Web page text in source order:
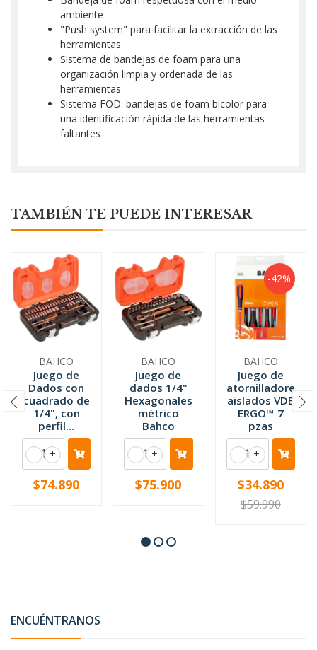
ambiente
"Push system" para facilitar la extracción de las
herramientas
Sistema de bandejas de foam para una
organización limpia y ordenada de las
herramientas
Sistema FOD: bandejas de foam bicolor para
una identificación rápida de las herramientas
faltantes
TAMBIÉN TE PUEDE INTERESAR
BAHCO
Juego de
Dados con
cuadrado de
1/4", con
perfil...
+
-
$74.890
BAHCO
Juego de
dados 1/4"
Hexagonales
métrico
Bahco
+
-
$75.900
-42%
BAHCO
Juego de
atornilladores
aislados VDE
ERGO™ 7
pzas
+
-
$34.890
$59.990
ENCUÉNTRANOS